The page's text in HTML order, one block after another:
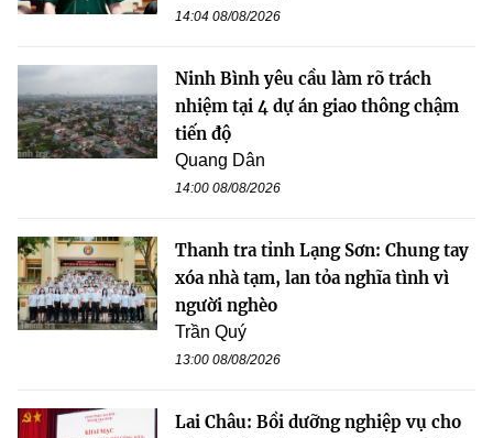
14:04 08/08/2026
Ninh Bình yêu cầu làm rõ trách
nhiệm tại 4 dự án giao thông chậm
tiến độ
Quang Dân
14:00 08/08/2026
Thanh tra tỉnh Lạng Sơn: Chung tay
xóa nhà tạm, lan tỏa nghĩa tình vì
người nghèo
Trần Quý
13:00 08/08/2026
Lai Châu: Bồi dưỡng nghiệp vụ cho